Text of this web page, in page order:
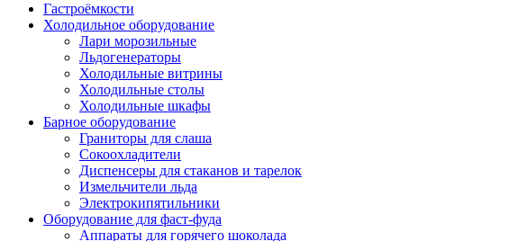
Гастроёмкости
Холодильное оборудование
Лари морозильные
Льдогенераторы
Холодильные витрины
Холодильные столы
Холодильные шкафы
Барное оборудование
Граниторы для слаша
Сокоохладители
Диспенсеры для стаканов и тарелок
Измельчители льда
Электрокипятильники
Оборудование для фаст-фуда
Аппараты для горячего шоколада